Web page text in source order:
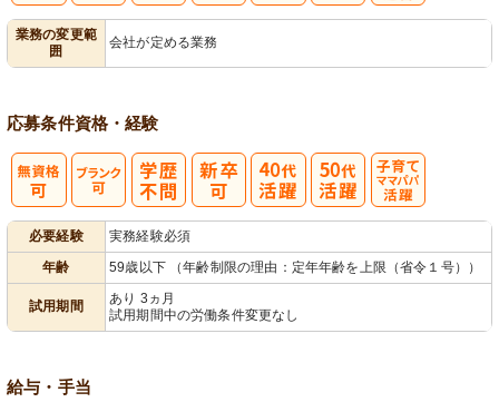
業務の変更範
囲
会社が定める業務
応募条件資格・経験
必要経験
実務経験必須
年齢
59歳以下 （年齢制限の理由：定年年齢を上限（省令１号））
試用期間
あり 3ヵ月
試用期間中の労働条件変更なし
給与・手当